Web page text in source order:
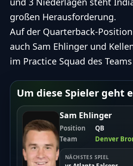
großen Herausforderung.
Auf der Quarterback-
auch Sam Ehlinger und
im Practice Squad des
Um diese Spieler geht
Sam Ehlinger
Position
QB
Team
Denver
NÄCHSTES SPIEL